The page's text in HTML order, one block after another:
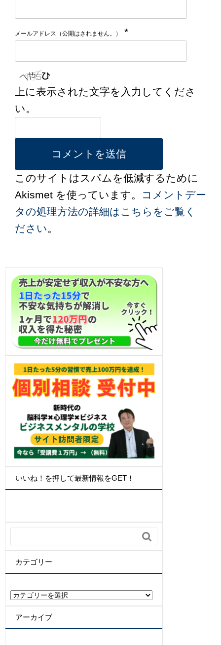
メールアドレス（公開はされません。） *
上に表示された文字を入力してくださ
い。
このサイトはスパムを低減するために
Akismet を使っています。
コメントデー
タの処理方法の詳細はこちらをご覧く
ださい。
いいね！を押して最新情報をGET！

カテゴリー
カ
テ
ゴ
リ
アーカイブ